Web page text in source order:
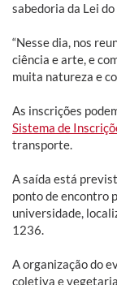
sabedoria da Lei do
“Nesse dia, nos
ciência e arte, e
muita natureza e
As inscrições
Sistema de
transporte.
A saída está
ponto de encontro
universidade,
1236.
A organização do
coletiva e